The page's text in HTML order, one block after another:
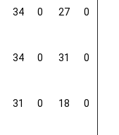
34 0 27 0
34 0 31 0
31 0 18 0